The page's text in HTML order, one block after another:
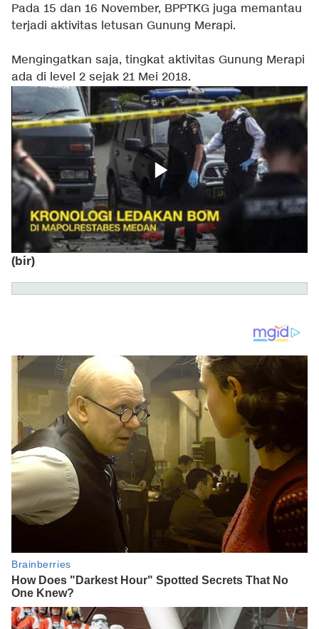
Pada 15 dan 16 November, BPPTKG juga memantau
terjadi aktivitas letusan Gunung Merapi.
Mengingatkan saja, tingkat aktivitas Gunung Merapi
ada di level 2 sejak 21 Mei 2018.
(bir)